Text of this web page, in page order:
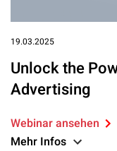
19.03.2025
Unlock the
Advertising
Webinar ansehen
Mehr Infos